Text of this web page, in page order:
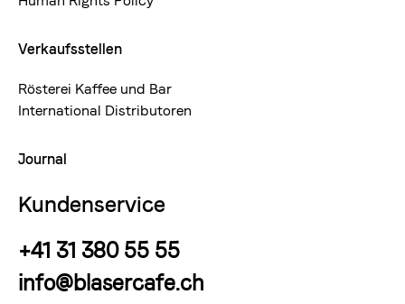
Verkaufsstellen
Rösterei Kaffee und Bar
International Distributoren
Journal
Kundenservice
+41 31 380 55 55
info@blasercafe.ch